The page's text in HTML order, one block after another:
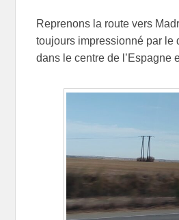
Reprenons la route vers
toujours impressionné par le
dans le centre de l’Espagne